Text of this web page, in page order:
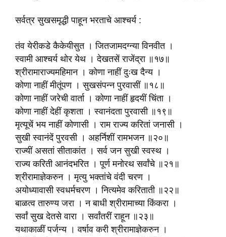
सर्वत्र सुखसमृद्धी पाहून भरताचे आश्चर्य :
तंव येरीकडे कैकेयीसुत । जितजामदग्न्या विनवीत ।
स्वामी आश्चर्य थोर येथ । देखतसें राजेंद्रा ॥१७॥
श्रीरामाराज्यमहिमान । कोणा नाहीं दुःख दैन्य ।
कोणा नाहीं मीतूंपण । सुखसंपन्न पुरवासीं ॥१८॥
कोणा नाहीं जरेची वार्ता । कोणा नाहीं हृदयीं चिंता ।
कोणा नाहीं देहीं कृशता । स्वानंदता पुरवासी ॥१९॥
मृत्यूचें भय नाहीं कोणासी । राम राज्य करितां जनासी ।
सुखी स्वानंदें पुरवसी । अहर्निशीं रामभजन ॥२०॥
राज्यीं असतां सीताकांत । सर्व जन सुखी स्वस्थ ।
राज्य करिती आनंदभरित । पूर्ण मनोरथ सर्वांचे ॥२१॥
श्रीरामाज्ञेकरुन । मृत्यु भक्तांचे वंदी चरण ।
अयोध्यावासी स्वधर्मचरण । नित्यमेव करिताती ॥२२॥
बाळत्व तारुण्य जरा । न बाधी श्रीरामाच्या किंकरा ।
सर्वां सुख देतसे वारा । सर्वांतरीं राहून ॥२३॥
यथाकाळीं पर्जन्य । वर्षाव करी श्रीरामाज्ञेकरुन ।